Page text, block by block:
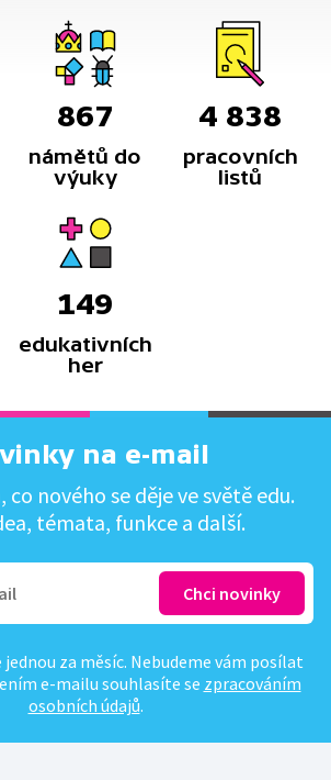
867
námětů do
výuky
4 838
pracovních
listů
149
edukativních
her
na e-mail
co nového se děje ve světě edu.
témata, funkce a další.
za měsíc. Nebudeme vám posílat
e-mailu souhlasíte se zpracováním
osobních údajů.